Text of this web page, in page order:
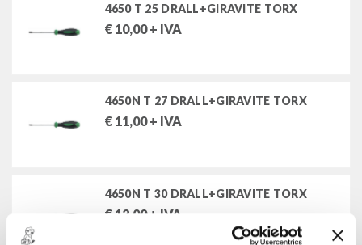
4650 T 25 DRALL+GIRAVITE TORX
€ 10,00+ IVA
4650N T 27 DRALL+GIRAVITE TORX
€ 11,00+ IVA
4650N T 30 DRALL+GIRAVITE TORX
€ 12,00+ IVA